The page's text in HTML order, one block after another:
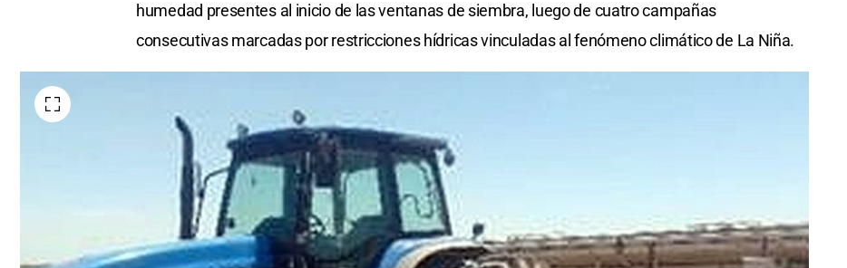
humedad presentes al inicio de las ventanas de siembra, luego de cuatro campañas
consecutivas marcadas por restricciones hídricas vinculadas al fenómeno climático de La Niña.